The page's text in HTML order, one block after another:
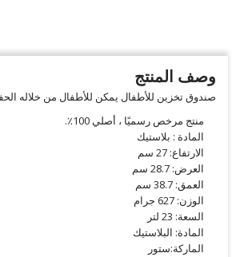
وصف المنتج
صندوق تخزين للأطفال يمكن للأطفال من خلاله
منتج مرخص رسميًا ، أصلي 100٪.
المادة : بلاستيك
الارتفاع: 27 سم
العرض: 28.7 سم
العمق: 38.7 سم
الوزن: 627 جرام
السعة: 23 لتر
المادة: البلاستيك
الماركة:ستور